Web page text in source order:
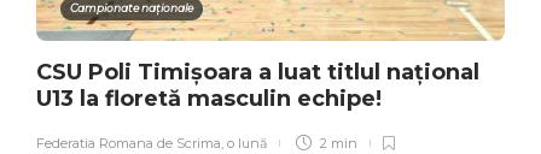
Campionate naționale
CSU Poli Timișoara a luat titlul național
U13 la floretă masculin echipe!
Federatia Romana de Scrima, o lună 2 min